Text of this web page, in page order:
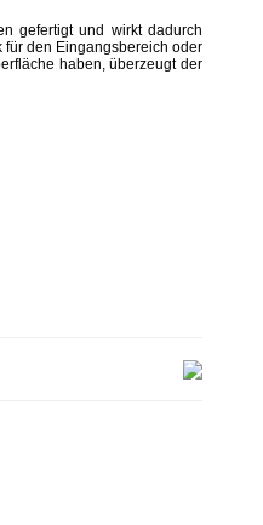
gefertigt und wirkt dadurch
den Eingangsbereich oder
haben, überzeugt der